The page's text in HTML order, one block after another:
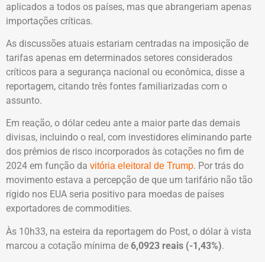
aplicados a todos os países, mas que abrangeriam apenas
importações críticas.
As discussões atuais estariam centradas na imposição de
tarifas apenas em determinados setores considerados
críticos para a segurança nacional ou econômica, disse a
reportagem, citando três fontes familiarizadas com o
assunto.
Em reação, o dólar cedeu ante a maior parte das demais
divisas, incluindo o real, com investidores eliminando parte
dos prêmios de risco incorporados às cotações no fim de
2024 em função da vitória eleitoral de Trump. Por trás do
movimento estava a percepção de que um tarifário não tão
rígido nos EUA seria positivo para moedas de países
exportadores de commodities.
Às 10h33, na esteira da reportagem do Post, o dólar à vista
marcou a cotação mínima de 6,0923 reais (-1,43%).